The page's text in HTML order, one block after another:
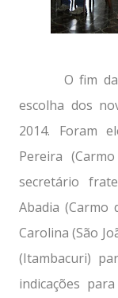
O fim
escolha dos
2014. Foram
Pereira
secretário
Abadia
Carolina (São
(Itambacuri)
indicações